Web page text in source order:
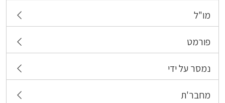
מו"ל
פורמט
נמסר על ידי
מחבר'ת